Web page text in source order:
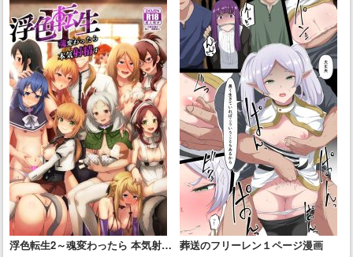
浮色転生2～魂変わったら 本気射精 葬送のフリーレン１ページ漫画